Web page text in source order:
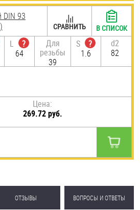
DIN 93
L
?
64
Для
резьбы
39
S
?
1.6
d2
82
Цена:
269.72 руб.
СРАВНИТЬ В СПИСОК
ОТЗЫВЫ ВОПРОСЫ И ОТВЕТЫ